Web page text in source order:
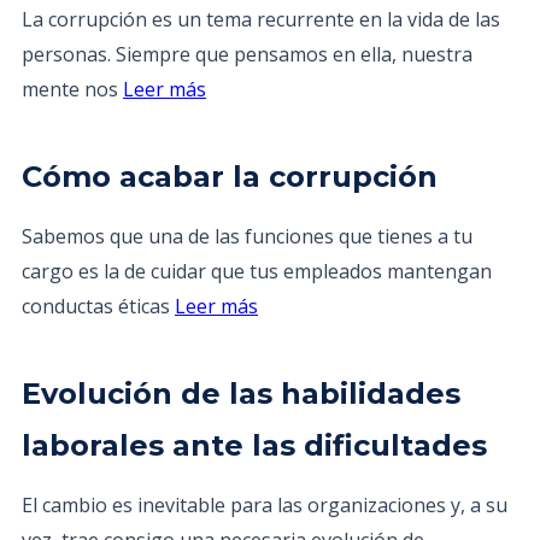
La corrupción es un tema recurrente en la vida de las
personas. Siempre que pensamos en ella, nuestra
mente nos Leer más
Cómo acabar la corrupción
Sabemos que una de las funciones que tienes a tu
cargo es la de cuidar que tus empleados mantengan
conductas éticas Leer más
Evolución de las habilidades
laborales ante las dificultades
El cambio es inevitable para las organizaciones y, a su